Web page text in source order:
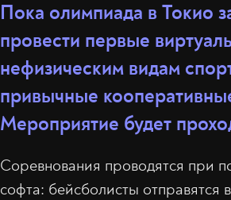
Пока олимпиада в Токио
провести первые
нефизическим видам
привычные
Мероприятие будет
Соревнования проводятся при
софта: бейсболисты